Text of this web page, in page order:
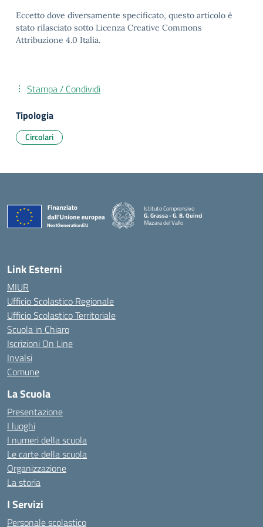
Eccetto dove diversamente specificato, questo articolo è
stato rilasciato sotto Licenza Creative Commons
Attribuzione 4.0 Italia.
Stampa / Condividi
Tipologia
Circolari
Istituto Comprensivo
G. Grassa - G. B. Quinci
Mazara del Vallo
Link Esterni
MIUR
Ufficio Scolastico Regionale
Ufficio Scolastico Territoriale
Scuola in Chiaro
Iscrizioni On Line
Invalsi
Comune
La Scuola
Presentazione
I luoghi
I numeri della scuola
Le carte della scuola
Organizzazione
La storia
I Servizi
Personale scolastico